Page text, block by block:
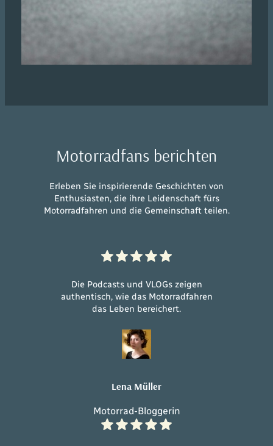
Motorradfans berichten
Erleben Sie inspirierende Geschichten von
Enthusiasten, die ihre Leidenschaft fürs
Motorradfahren und die Gemeinschaft teilen.
Die Podcasts und VLOGs zeigen
authentisch, wie das Motorradfahren
das Leben bereichert.
Lena Müller
Motorrad-Bloggerin